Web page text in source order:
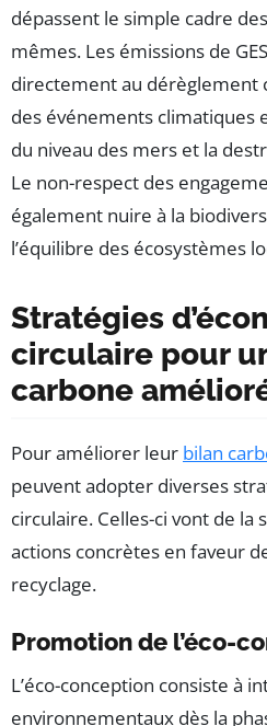
dépassent le simple cadre
mêmes. Les émissions de
directement au dérèglement
des événements climatiques
du niveau des mers et la
Le non-respect des
également nuire à la
l’équilibre des écosystèmes
Stratégies
circulaire pour
carbone
Pour améliorer leur bilan
peuvent adopter diverses
circulaire. Celles-ci vont de la
actions concrètes en faveur
recyclage.
Promotion de l’éco-
L’éco-conception consiste à
environnementaux dès la